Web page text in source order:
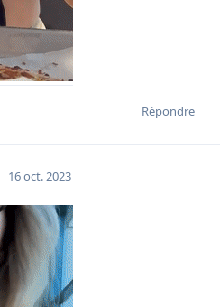
Répondre
16 oct. 2023